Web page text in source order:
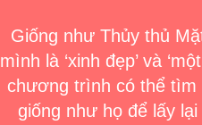
Giống như Thủy thủ
mình là ‘xinh đẹp’ và
chương trình có thể tìm
giống như họ để lấy